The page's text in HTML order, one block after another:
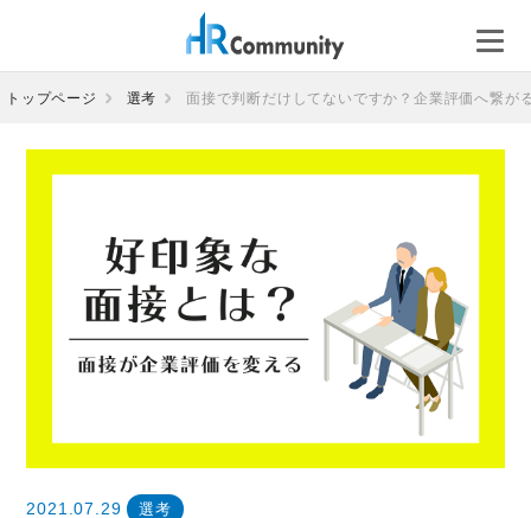
テ
ントップページ 選考 面接で判断だけしてないですか？企業評価へ繋が
2021.07.29 選考